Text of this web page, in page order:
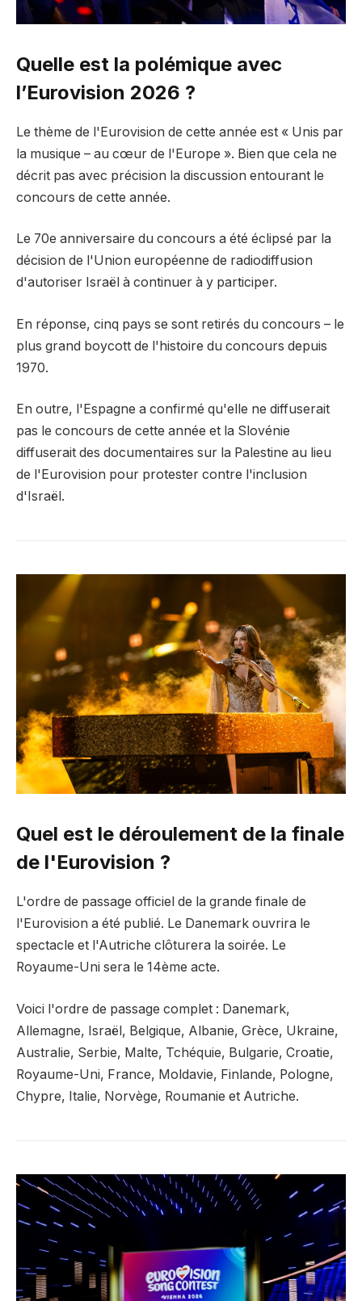
Quelle est la polémique avec
l’Eurovision 2026 ?
Le thème de l'Eurovision de cette année est « Unis par
la musique – au cœur de l'Europe ». Bien que cela ne
décrit pas avec précision la discussion entourant le
concours de cette année.
Le 70e anniversaire du concours a été éclipsé par la
décision de l'Union européenne de radiodiffusion
d'autoriser Israël à continuer à y participer.
En réponse, cinq pays se sont retirés du concours – le
plus grand boycott de l'histoire du concours depuis
1970.
En outre, l'Espagne a confirmé qu'elle ne diffuserait
pas le concours de cette année et la Slovénie
diffuserait des documentaires sur la Palestine au lieu
de l'Eurovision pour protester contre l'inclusion
d'Israël.
Quel est le déroulement de la finale
de l'Eurovision ?
L'ordre de passage officiel de la grande finale de
l'Eurovision a été publié. Le Danemark ouvrira le
spectacle et l'Autriche clôturera la soirée. Le
Royaume-Uni sera le 14ème acte.
Voici l'ordre de passage complet : Danemark,
Allemagne, Israël, Belgique, Albanie, Grèce, Ukraine,
Australie, Serbie, Malte, Tchéquie, Bulgarie, Croatie,
Royaume-Uni, France, Moldavie, Finlande, Pologne,
Chypre, Italie, Norvège, Roumanie et Autriche.